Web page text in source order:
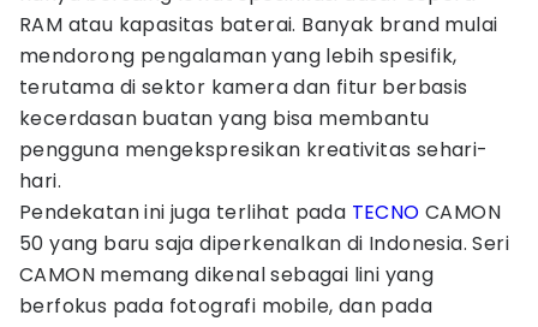
RAM atau kapasitas baterai. Banyak brand mulai
mendorong pengalaman yang lebih spesifik,
terutama di sektor kamera dan fitur berbasis
kecerdasan buatan yang bisa membantu
pengguna mengekspresikan kreativitas sehari-
hari.
Pendekatan ini juga terlihat pada TECNO CAMON
50 yang baru saja diperkenalkan di Indonesia. Seri
CAMON memang dikenal sebagai lini yang
berfokus pada fotografi mobile, dan pada